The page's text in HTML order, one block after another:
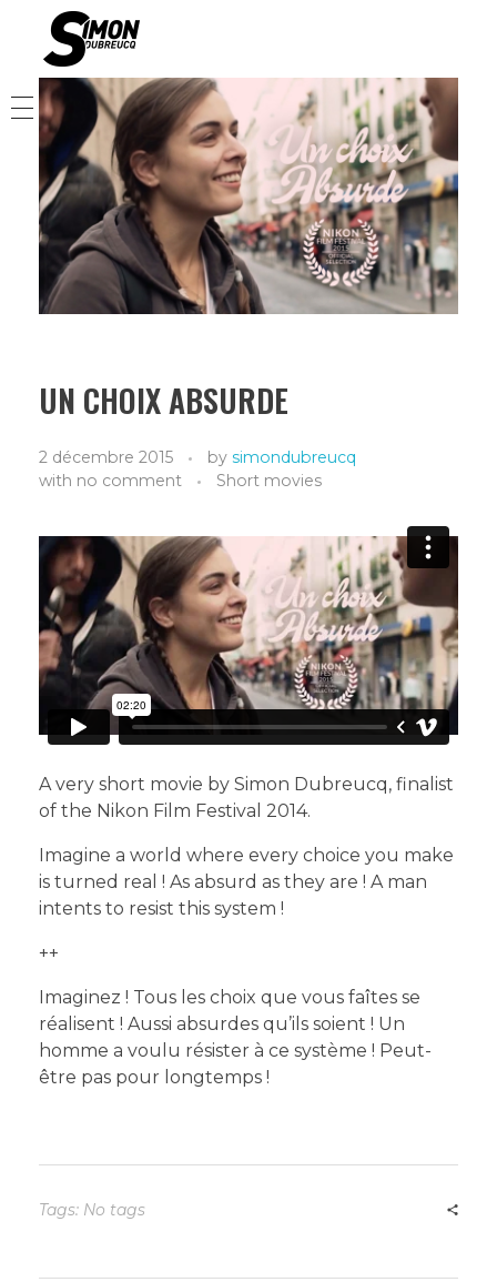
Simon Dubreucq
Director / Screenwriter / actor
HOME
SHOWREELS
FILMS
ACTOR
UN CHOIX ABSURDE
2 décembre 2015 by simondubreucq
with no comment Short movies
A very short movie by Simon Dubreucq, finalist
of the Nikon Film Festival 2014.
Imagine a world where every choice you make
is turned real ! As absurd as they are ! A man
intents to resist this system !
++
Imaginez ! Tous les choix que vous faîtes se
réalisent ! Aussi absurdes qu’ils soient ! Un
homme a voulu résister à ce système ! Peut-
être pas pour longtemps !
Tags: No tags